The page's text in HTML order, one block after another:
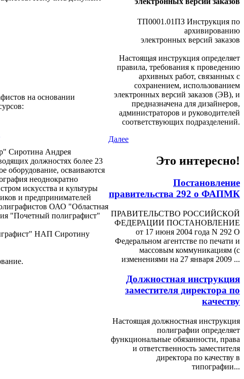
на основании
Сиротина Андрея
должностях более 23
оборудование, осваиваются
неоднократно
искусства и культуры
и предпринимателей
ОАО "Областная
"Почетный полиграфист"
НАП Сиротину
ТП0001.01ПЗ Инструкция по
архивированию
электронных версий заказов
Настоящая инструкция определяет
правила, требования к проведению
архивных работ, связанных с
сохранением, использованием
электронных версий заказов (ЭВ), и
предназначена для дизайнеров,
администраторов и руководителей
соответствующих подразделений.
Далее
Это интересно!
Постановление
правительства 292 о ФАПМК
ПРАВИТЕЛЬСТВО РОССИЙСКОЙ
ФЕДЕРАЦИИ ПОСТАНОВЛЕНИЕ
от 17 июня 2004 года N 292 О
Федеральном агентстве по печати и
массовым коммуникациям (с
изменениями на 27 января 2009 ...
Должностная инструкция
заместителя директора по
качеству
Настоящая должностная инструкция
полиграфии определяет
функциональные обязанности, права
и ответственность заместителя
директора по качеству в
типографии...